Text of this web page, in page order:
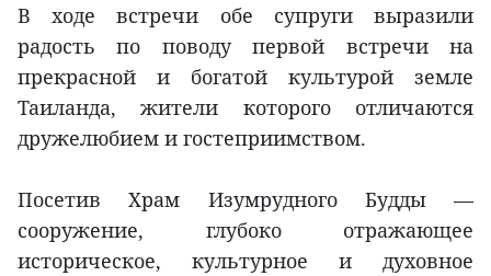
В ходе встречи обе супруги выразили
радость по поводу первой встречи на
прекрасной и богатой культурой земле
Таиланда, жители которого отличаются
дружелюбием и гостеприимством.
Посетив Храм Изумрудного Будды —
сооружение, глубоко отражающее
историческое, культурное и духовное